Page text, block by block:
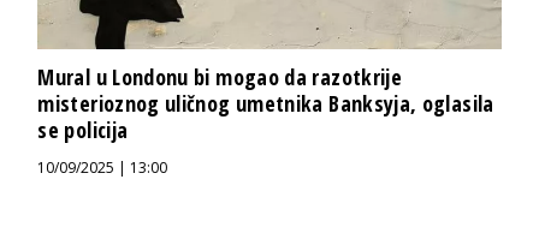
Mural u Londonu bi mogao da razotkrije
misterioznog uličnog umetnika Banksyja, oglasila
se policija
10/09/2025 | 13:00